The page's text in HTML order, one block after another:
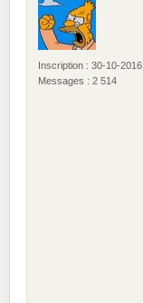
Inscription : 30-10-2016
Messages : 2 514